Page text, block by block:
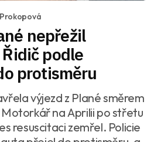
nepřežil
podle
protisměru
výjezd z Plané směrem
na Aprilii po střetu
resuscitaci zemřel. Policie